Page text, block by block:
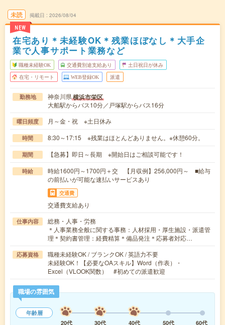
未読
NEW
掲載日 2026/08/04
在宅あり＊未経験OK＊残業ほぼなし＊大手企
業で人事サポート業務など
職種未経験OK 交通費別途支給あり 土日祝日が休み
在宅・リモート WEB登録OK 派遣
勤務地 神奈川県横浜市栄区
大船駅からバス10分／戸塚駅からバス16分
曜日頻度 月～金・祝 ※土日休み
時間 8:30～17:15 ※残業はほとんどありません。※休憩60分。
期間 【急募】即日～長期 ※開始日はご相談可能です！
時給
時給1600円～1700円＋交 【月収例】256,000円～ ■給与
の前払いが可能な速払いサービスあり
交通費
交通費支給あり
仕事内容
総務・人事・労務
＊人事業務全般に関する事務：人材採用・厚生施設・派遣管
理＊契約書管理：経費精算＊備品発注＊応募者対応…
応募資格
職種未経験OK / ブランクOK / 英語力不要
未経験OK！【必要なOAスキル】Word（作表）・
Excel（VLOOK関数） #初めての派遣歓迎
職場の雰囲気
年齢層
20代
30代 40代 50代 60代